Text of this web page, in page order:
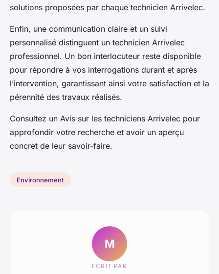
solutions proposées par chaque technicien Arrivelec.
Enfin, une communication claire et un suivi
personnalisé distinguent un technicien Arrivelec
professionnel. Un bon interlocuteur reste disponible
pour répondre à vos interrogations durant et après
l’intervention, garantissant ainsi votre satisfaction et la
pérennité des travaux réalisés.
Consultez un Avis sur les techniciens Arrivelec pour
approfondir votre recherche et avoir un aperçu
concret de leur savoir-faire.
Environnement
M
ECRIT PAR